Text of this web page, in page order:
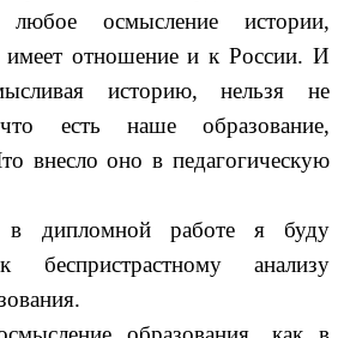
осмысление истории,
отношение и к России. И
историю, нельзя не
есть наше образование,
внесло оно в педагогическую
дипломной работе я буду
беспристрастному анализу